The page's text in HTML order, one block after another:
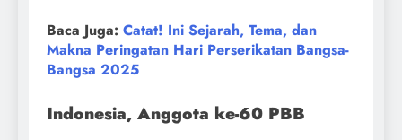
Baca Juga: Catat! Ini Sejarah, Tema, dan
Makna Peringatan Hari Perserikatan Bangsa-
Bangsa 2025
Indonesia, Anggota ke-60 PBB